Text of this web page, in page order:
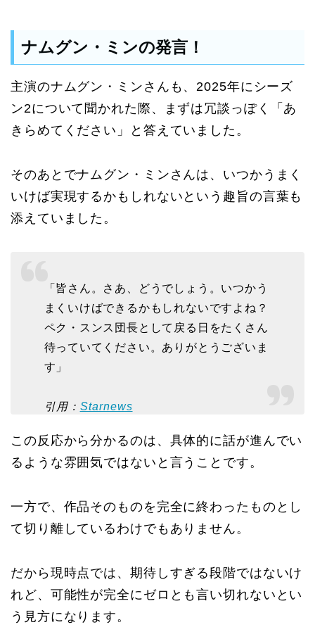
ナムグン・ミンの発言！
主演のナムグン・ミンさんも、2025年にシーズ
ン2について聞かれた際、まずは冗談っぽく「あ
きらめてください」と答えていました。
そのあとでナムグン・ミンさんは、いつかうまく
いけば実現するかもしれないという趣旨の言葉も
添えていました。
「皆さん。さあ、どうでしょう。いつかう
まくいけばできるかもしれないですよね？
ペク・スンス団長として戻る日をたくさん
待っていてください。ありがとうございま
す」
引用： Starnews
この反応から分かるのは、具体的に話が進んでい
るような雰囲気ではないと言うことです。
一方で、作品そのものを完全に終わったものとし
て切り離しているわけでもありません。
だから現時点では、期待しすぎる段階ではないけ
れど、可能性が完全にゼロとも言い切れないとい
う見方になります。